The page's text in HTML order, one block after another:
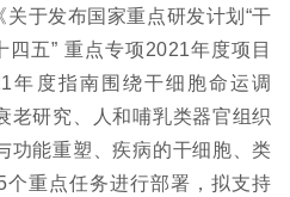
于发布国家重点研发计划“干
四五” 重点专项2021年度项目
年度指南围绕干细胞命运调
老研究、人和哺乳类器官组织
功能重塑、疾病的干细胞、类
重点任务进行部署，拟支持